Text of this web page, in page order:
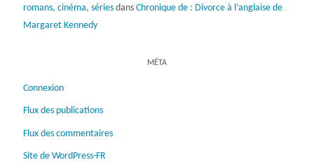
romans, cinéma, sériesdans Chronique de : Divorce à l’anglaise de
Margaret Kennedy
MÉTA
Connexion
Flux des publications
Flux des commentaires
Site de WordPress-FR